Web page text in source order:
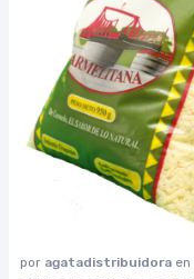
por agatadistribuidora en